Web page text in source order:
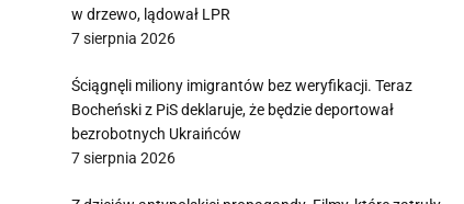
w drzewo, lądował LPR
7 sierpnia 2026
Ściągnęli miliony imigrantów bez weryfikacji. Teraz
Bocheński z PiS deklaruje, że będzie deportował
bezrobotnych Ukraińców
7 sierpnia 2026